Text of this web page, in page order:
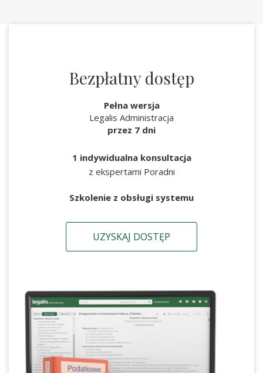
Bezpłatny dostęp
Pełna wersja
Legalis Administracja
przez 7 dni
1 indywidualna konsultacja
z ekspertami Poradni
Szkolenie z obsługi systemu
UZYSKAJ DOSTĘP